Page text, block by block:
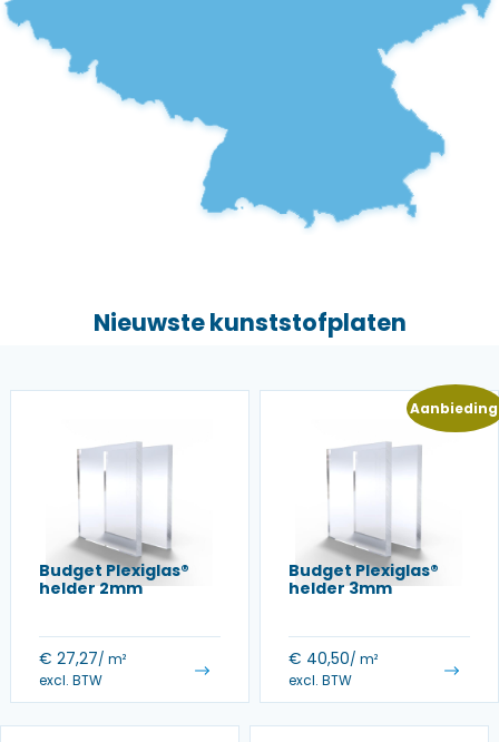
Nieuwste kunststofplaten
Budget Plexiglas®
helder 2mm
€ 27,27/ m²
excl. BTW
Budget Plexiglas®
helder 3mm
€ 40,50/ m²
excl. BTW